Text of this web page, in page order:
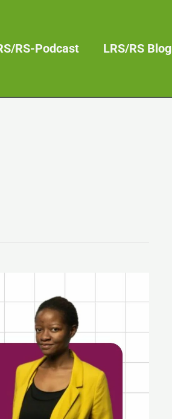
RS-Podcast LRS/RS Blog